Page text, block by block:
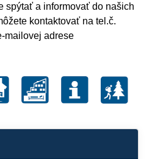
spýtať a informovať do našich
kontaktovať na tel.č.
mailovej adrese